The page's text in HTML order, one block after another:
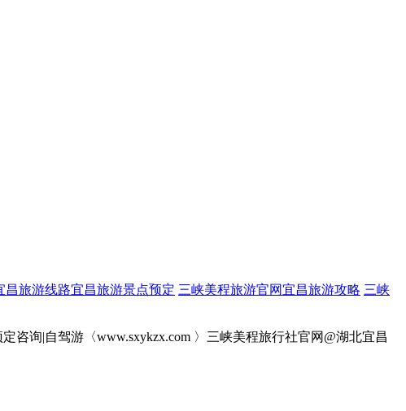
昌旅游线路宜昌旅游景点预定 三峡美程旅游官网宜昌旅游攻略 三峡
咨询|自驾游〈www.sxykzx.com 〉三峡美程旅行社官网@湖北宜昌